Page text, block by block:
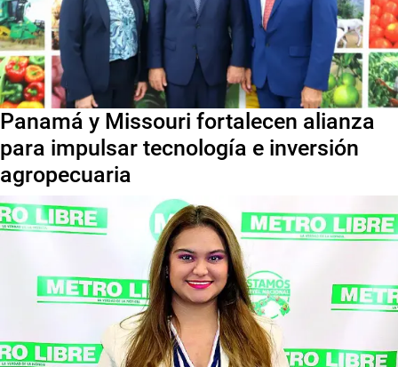
Panamá y Missouri fortalecen alianza
para impulsar tecnología e inversión
agropecuaria